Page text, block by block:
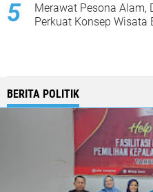
Merawat Pesona Alam,
Perkuat Konsep Wisata
BERITA POLITIK